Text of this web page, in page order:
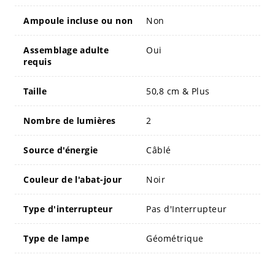
Ampoule incluse ou non Non
Assemblage adulte
requis
Oui
Taille 50,8 cm & Plus
Nombre de lumières 2
Source d'énergie Câblé
Couleur de l'abat-jour Noir
Type d'interrupteur Pas d'Interrupteur
Type de lampe Géométrique